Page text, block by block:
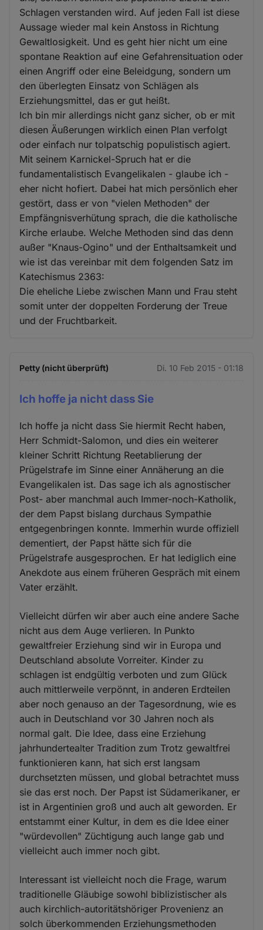
Schlagen verstanden wird. Auf jeden Fall ist diese
Aussage wieder mal kein Anstoss in Richtung
Gewaltlosigkeit. Und es geht hier nicht um eine
spontane Reaktion auf eine Gefahrensituation oder
einen Angriff oder eine Beleidgung, sondern um
den überlegten Einsatz von Schlägen als
Erziehungsmittel, das er gut heißt.
Ich bin mir allerdings nicht ganz sicher, ob er mit
diesen Äußerungen wirklich einen Plan verfolgt
oder einfach nur tolpatschig populistisch agiert.
Mit seinem Karnickel-Spruch hat er die
fundamentalistisch Evangelikalen - glaube ich -
eher nicht hofiert. Dabei hat mich persönlich eher
gestört, dass er von "vielen Methoden" der
Empfängnisverhütung sprach, die die katholische
Kirche erlaube. Welche Methoden sind das denn
außer "Knaus-Ogino" und der Enthaltsamkeit und
wie ist das vereinbar mit dem folgenden Satz im
Katechismus 2363:
Die eheliche Liebe zwischen Mann und Frau steht
somit unter der doppelten Forderung der Treue
und der Fruchtbarkeit.
Petty (nicht überprüft) Di. 10 Feb 2015 - 01:18
Ich hoffe ja nicht dass Sie
Ich hoffe ja nicht dass Sie hiermit Recht haben,
Herr Schmidt-Salomon, und dies ein weiterer
kleiner Schritt Richtung Reetablierung der
Prügelstrafe im Sinne einer Annäherung an die
Evangelikalen ist. Das sage ich als agnostischer
Post- aber manchmal auch Immer-noch-Katholik,
der dem Papst bislang durchaus Sympathie
entgegenbringen konnte. Immerhin wurde offiziell
dementiert, der Papst hätte sich für die
Prügelstrafe ausgesprochen. Er hat lediglich eine
Anekdote aus einem früheren Gespräch mit einem
Vater erzählt.
Vielleicht dürfen wir aber auch eine andere Sache
nicht aus dem Auge verlieren. In Punkto
gewaltfreier Erziehung sind wir in Europa und
Deutschland absolute Vorreiter. Kinder zu
schlagen ist endgültig verboten und zum Glück
auch mittlerweile verpönnt, in anderen Erdteilen
aber noch genauso an der Tagesordnung, wie es
auch in Deutschland vor 30 Jahren noch als
normal galt. Die Idee, dass eine Erziehung
jahrhundertealter Tradition zum Trotz gewaltfrei
funktionieren kann, hat sich erst langsam
durchsetzten müssen, und global betrachtet muss
sie das erst noch. Der Papst ist Südamerikaner, er
ist in Argentinien groß und auch alt geworden. Er
entstammt einer Kultur, in dem es die Idee einer
"würdevollen" Züchtigung auch lange gab und
vielleicht auch immer noch gibt.
Interessant ist vielleicht noch die Frage, warum
traditionelle Gläubige sowohl biblizistischer als
auch kirchlich-autoritätshöriger Provenienz an
solch überkommenden Erziehungsmethoden